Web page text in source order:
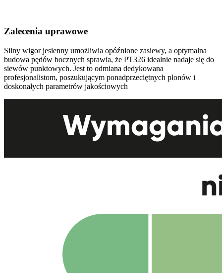
Zalecenia uprawowe
Silny wigor jesienny umożliwia opóźnione zasiewy, a optymalna
budowa pędów bocznych sprawia, że PT326 idealnie nadaje się do
siewów punktowych. Jest to odmiana dedykowana
profesjonalistom, poszukującym ponadprzeciętnych plonów i
doskonałych parametrów jakościowych